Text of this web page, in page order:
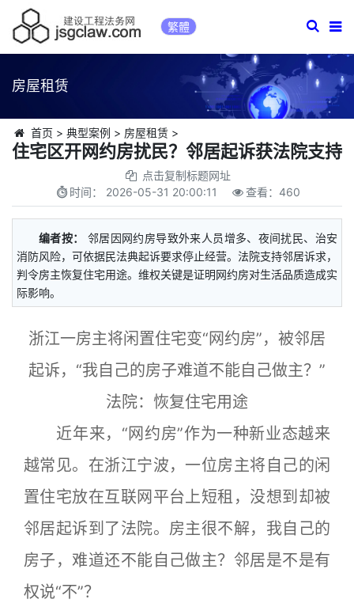
繁體
房屋租赁
首页 > 典型案例 > 房屋租赁>
住宅区开网约房扰民？邻居起诉获法院支持
点击复制标题网址
时间： 2026-05-31 20:00:11 查看： 460
编者按：
邻居因网约房导致外来人员增多、夜间扰民、治安
消防风险，可依据民法典起诉要求停止经营。法院支持邻居诉求，
判令房主恢复住宅用途。维权关键是证明网约房对生活品质造成实
际影响。
浙江一房主将闲置住宅变“网约房”，被邻居
起诉，“我自己的房子难道不能自己做主？”
法院：恢复住宅用途
近年来，“网约房”作为一种新业态越来
越常见。在浙江宁波，一位房主将自己的闲
置住宅放在互联网平台上短租，没想到却被
邻居起诉到了法院。房主很不解，我自己的
房子，难道还不能自己做主？邻居是不是有
权说“不”？